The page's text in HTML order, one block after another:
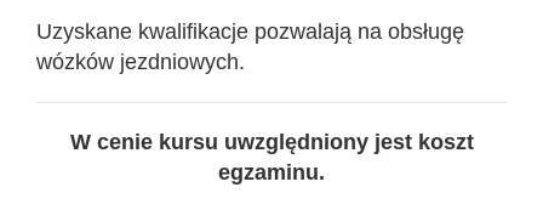
Uzyskane kwalifikacje pozwalają na obsługę
wózków jezdniowych.
W cenie kursu uwzględniony jest koszt
egzaminu.